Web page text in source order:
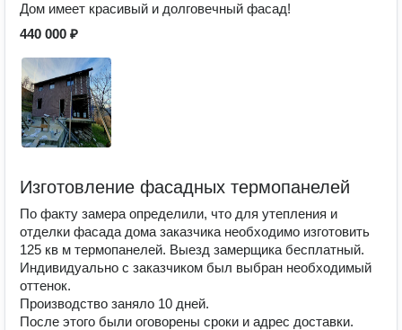
Дом имеет красивый и долговечный фасад!
440 000 ₽
Изготовление фасадных термопанелей
По факту замера определили, что для утепления и
отделки фасада дома заказчика необходимо изготовить
125 кв м термопанелей. Выезд замерщика бесплатный.
Индивидуально с заказчиком был выбран необходимый
оттенок.
Производство заняло 10 дней.
После этого были оговорены сроки и адрес доставки.